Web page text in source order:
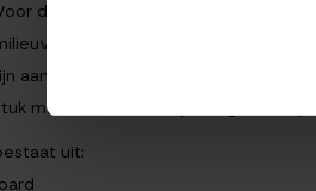
de bijbehorende roller hebben
dit geeft ook een
aan de uiteinden twee blokken
minder snel onder je weg en kun
uit: